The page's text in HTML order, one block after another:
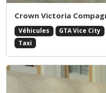
Crown Victoria
Véhicules GTA Vice City
Taxi